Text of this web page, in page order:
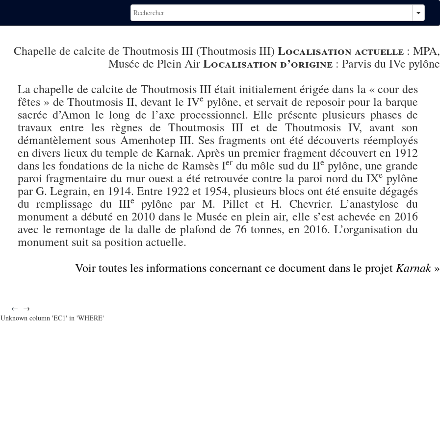
Chapelle de calcite de Thoutmosis III (Thoutmosis III) Localisation actuelle : MPA,
Musée de Plein AirLocalisation d’origine : Parvis du IVe pylône
La chapelle de calcite de Thoutmosis III était initialement érigée dans la « cour des
fêtes » de Thoutmosis II, devant le IVepylône, et servait de reposoir pour la barque
sacrée d’Amon le long de l’axe processionnel. Elle présente plusieurs phases de
travaux entre les règnes de Thoutmosis III et de Thoutmosis IV, avant son
démantèlement sous Amenhotep III. Ses fragments ont été découverts réemployés
en divers lieux du temple de Karnak. Après un premier fragment découvert en 1912
dans les fondations de la niche de Ramsès Ier du môle sud du IIe pylône, une grande
paroi fragmentaire du mur ouest a été retrouvée contre la paroi nord du IXe pylône
par G. Legrain, en 1914. Entre 1922 et 1954, plusieurs blocs ont été ensuite dégagés
du remplissage du IIIe pylône par M. Pillet et H. Chevrier. L’anastylose du
monument a débuté en 2010 dans le Musée en plein air, elle s’est achevée en 2016
avec le remontage de la dalle de plafond de 76 tonnes, en 2016. L’organisation du
monument suit sa position actuelle.
Voir toutes les informations concernant ce document dans le projet Karnak »
←
→
Unknown column 'EC1' in 'WHERE'